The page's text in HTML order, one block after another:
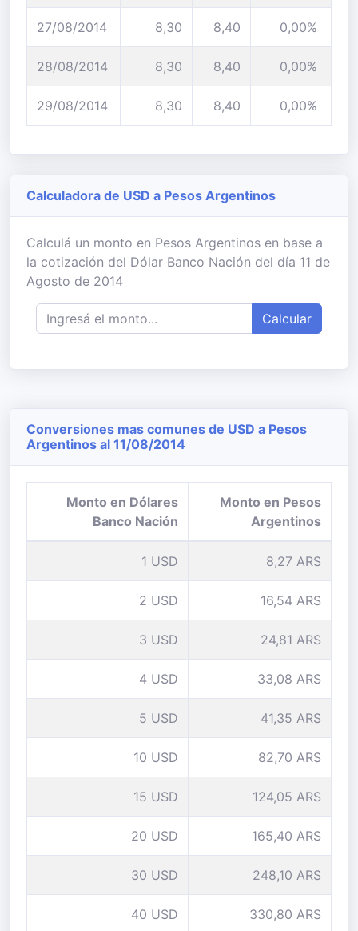
27/08/2014 8,30 8,40 0,00%
28/08/2014 8,30 8,40 0,00%
29/08/2014 8,30 8,40 0,00%
Calculadora de USD a Pesos Argentinos
Calculá un monto en Pesos Argentinos en base a
la cotización del Dólar Banco Nación del día 11 de
Agosto de 2014
Calcular
Conversiones mas comunes de USD a Pesos
Argentinos al 11/08/2014
Monto en Dólares
Banco Nación
Monto en Pesos
Argentinos
1 USD 8,27 ARS
2 USD 16,54 ARS
3 USD 24,81 ARS
4 USD 33,08 ARS
5 USD 41,35 ARS
10 USD 82,70 ARS
15 USD 124,05 ARS
20 USD 165,40 ARS
30 USD 248,10 ARS
40 USD 330,80 ARS